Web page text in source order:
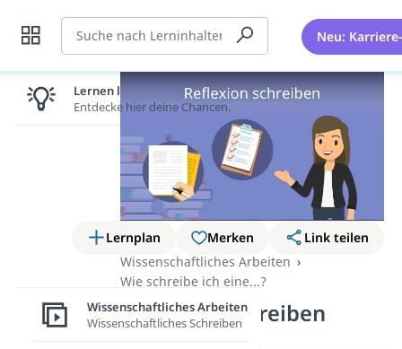
Suche Neu:
Lernplan Merken
Link teilen
Wissenschaftliches Arbeiten
Wie schreibe ich eine...?
Reflexion schreiben
Lernen lohnt sich!
Entdecke hier deine Chancen.
Wissenschaftliches Arbeiten
Wissenschaftliches Schreiben